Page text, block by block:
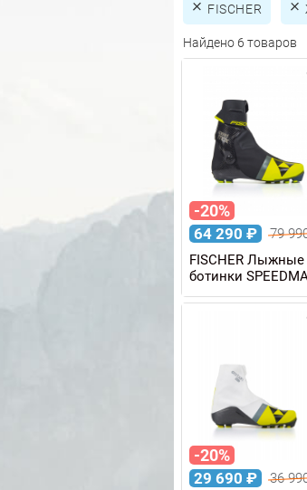
FISCHER
Найдено 6 товаров
-20%
64 290 ₽ 79
FISCHER Лыжные
ботинки
SKATE
-20%
29 690 ₽ 36